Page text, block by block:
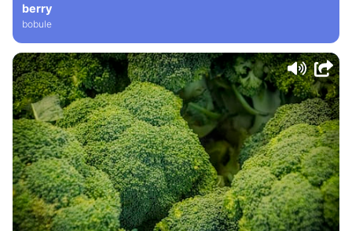
berry
bobule